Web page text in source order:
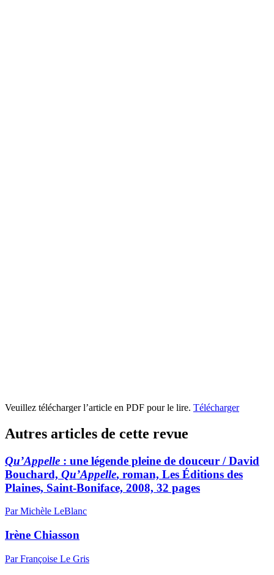
Veuillez télécharger l’article en PDF pour le lire. Télécharger
Autres articles de cette revue
Qu’Appelle : une légende pleine de douceur / David
Bouchard, Qu’Appelle, roman, Les Éditions des
Plaines, Saint-Boniface, 2008, 32 pages
Par Michèle LeBlanc
Irène Chiasson
Par Françoise Le Gris